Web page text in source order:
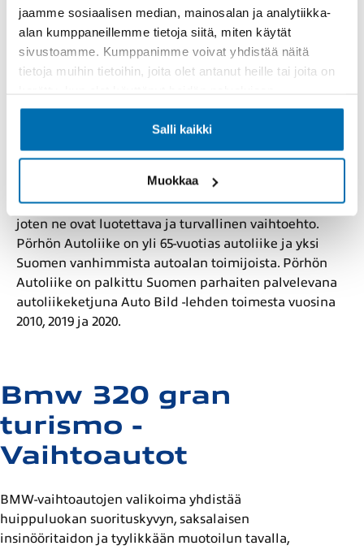
jaamme sosiaalisen median, mainosalan ja analytiikka-
alan kumppaneillemme tietoja siitä, miten käytät
sivustoamme. Kumppanimme voivat yhdistää näitä
tietoja muihin tietoihin, joita olet antanut heille tai joita on
Salli kaikki
Muokkaa
Bmw 320 gran
turismo -
Vaihtoautot
BMW-vaihtoautojen valikoima yhdistää
huippuluokan suorituskyvyn, saksalaisen
insinööritaidon ja tyylikkään muotoilun tavalla,
Pörhön palvelu ja asiantuntemus – saat auton
lisäksi asiantuntevaa palvelua ja joustavat
rahoitusvaihtoehdot
vain kulkuväline – vaan tekee jokaisesta ajosta
merkityksellisen. Pörhö auttaa sinua löytämään juuri
oikean Bemarin juuri sinun elämääsi. Tervetuloa
koeajolle ja ihastumaan ajamisen todelliseen iloon.
Pörhön kaikkivaihtoautotovat kuntotarkastettuja,
joten ne ovat luotettava ja turvallinen vaihtoehto.
Pörhön Autoliike on yli 65-vuotias autoliike ja yksi
Suomen vanhimmista autoalan toimijoista. Pörhön
Autoliike on palkittu Suomen parhaiten palvelevana
autoliikeketjuna Auto Bild -lehden toimesta vuosina
2010, 2019 ja 2020.